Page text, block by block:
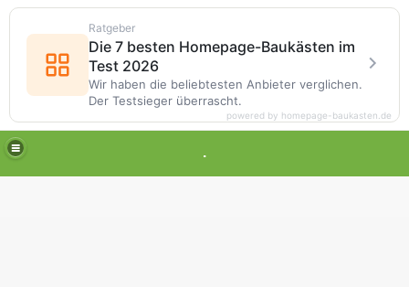
.
Ratgeber
Die 7 besten Homepage-Baukästen im
Test 2026
Wir haben die beliebtesten Anbieter verglichen.
Der Testsieger überrascht.
powered by homepage-baukasten.de